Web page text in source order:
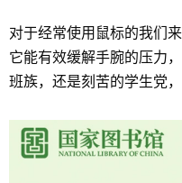
对于经常使用鼠标的我们
它能有效缓解手腕的压力
班族，还是刻苦的学生党，